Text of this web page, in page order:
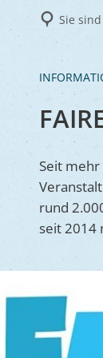
Sie
Seit mehr
rund
seit 2014